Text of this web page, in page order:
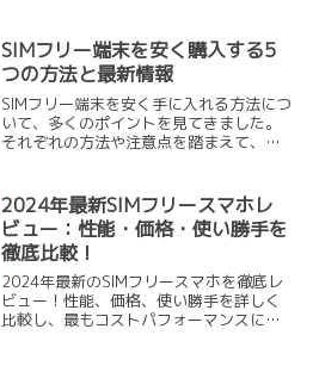
なくデメリットや注意点も。この記事で
は、MNPワンストップ...
SIMフリー端末を安く購入する5
つの方法と最新情報
SIMフリー端末を安く手に入れる方法につ
いて、多くのポイントを見てきました。
それぞれの方法や注意点を踏まえて、自
インセールを活用するSIMフリー端末を安
く手に入れる...
2024年最新SIMフリースマホレ
ビュー：性能・価格・使い勝手を
徹底比較！
2024年最新のSIMフリースマホを徹底レ
ビュー！性能、価格、使い勝手を詳しく
比較し、最もコストパフォーマンスに優